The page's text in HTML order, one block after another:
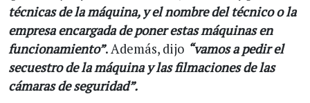
técnicas de la máquina, y el nombre del técnico o la
empresa encargada de poner estas máquinas en
funcionamiento”. Además, dijo “vamos a pedir el
secuestro de la máquina y las filmaciones de las
cámaras de seguridad”.